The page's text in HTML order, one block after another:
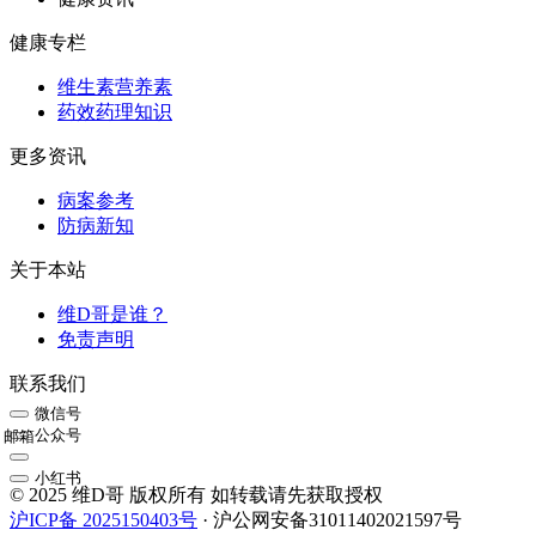
健康专栏
维生素营养素
药效药理知识
更多资讯
病案参考
防病新知
关于本站
维D哥是谁？
免责声明
联系我们
微信号
公众号
邮箱
小红书
© 2025 维D哥 版权所有 如转载请先获取授权
沪ICP备 2025150403号 · 沪公网安备31011402021597号